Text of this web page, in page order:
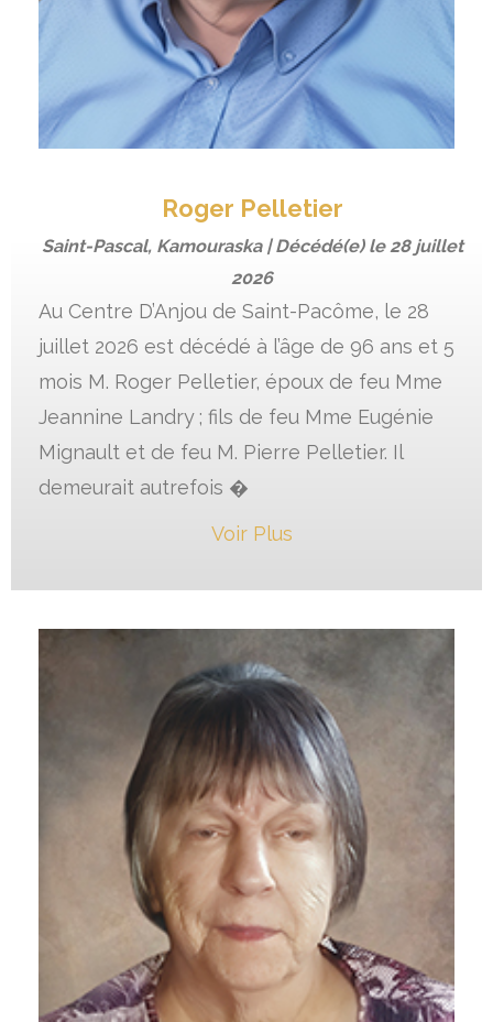
Roger Pelletier
Saint-Pascal, Kamouraska | Décédé(e) le 28 juillet
2026
Au Centre D’Anjou de Saint-Pacôme, le 28
juillet 2026 est décédé à l’âge de 96 ans et 5
mois M. Roger Pelletier, époux de feu Mme
Jeannine Landry ; fils de feu Mme Eugénie
Mignault et de feu M. Pierre Pelletier. Il
demeurait autrefois �
Voir Plus